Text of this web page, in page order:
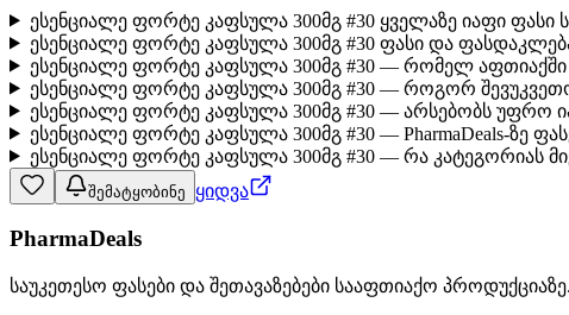
ესენციალე ფორტე კაფსულა 300მგ #30 ყველაზე იაფი ფასი
ესენციალე ფორტე კაფსულა 300მგ #30 ფასი და
ესენციალე ფორტე კაფსულა 300მგ #30 — რომელ აფთიაქში
ესენციალე ფორტე კაფსულა 300მგ #30 — როგორ
ესენციალე ფორტე კაფსულა 300მგ #30 — არსებობს უფრო
ესენციალე ფორტე კაფსულა 300მგ #30 — PharmaDeals-ზე
ესენციალე ფორტე კაფსულა 300მგ #30 — რა კატეგორიას
შემატყობინე ყიდვა
PharmaDeals
საუკეთესო ფასები და შეთავაზებები სააფთიაქო